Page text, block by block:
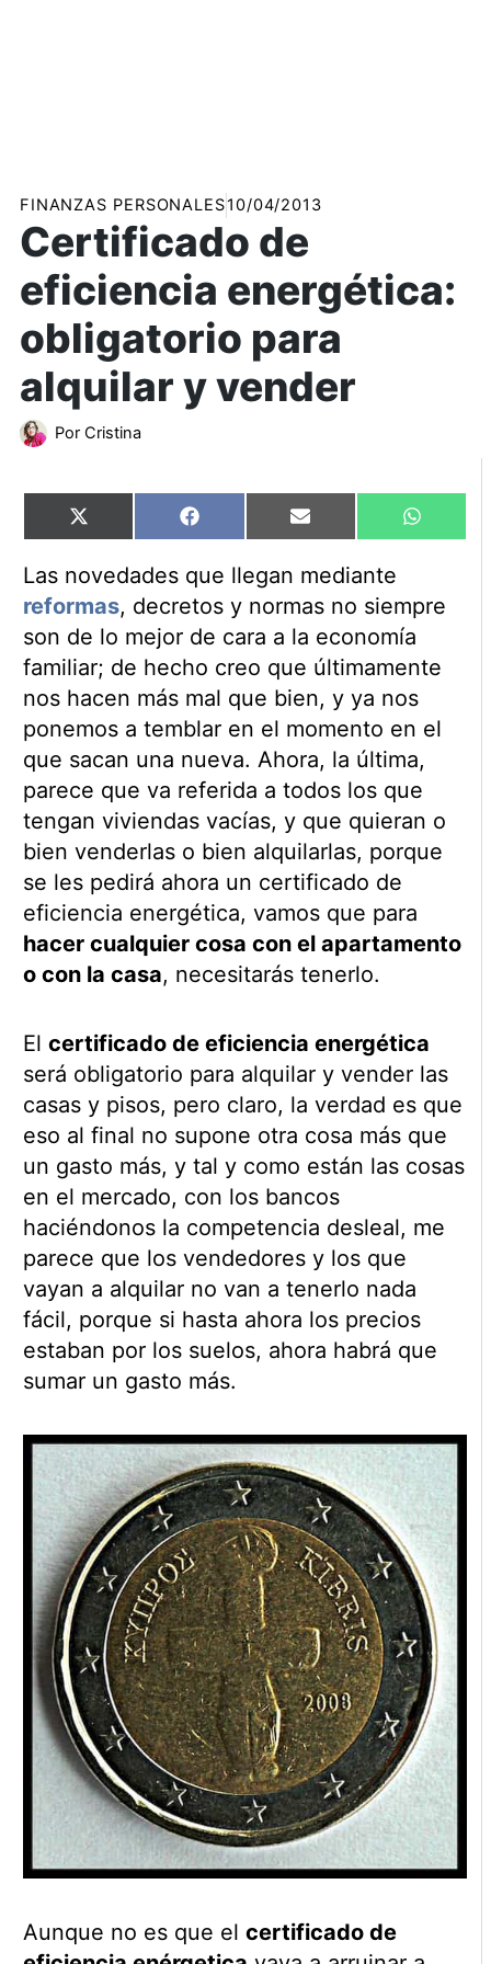
FINANZAS PERSONALES10/04/2013
Certificado de
eficiencia energética:
obligatorio para
alquilar y vender
Por Cristina
Compartir
en
X
(Twitter)
Compartir
en
Facebook Compartir
en
Email
en
Las novedades que llegan mediante
reformas, decretos y normas no siempre
son de lo mejor de cara a la economía
familiar; de hecho creo que últimamente
nos hacen más mal que bien, y ya nos
ponemos a temblar en el momento en el
que sacan una nueva. Ahora, la última,
parece que va referida a todos los que
tengan viviendas vacías, y que quieran o
bien venderlas o bien alquilarlas, porque
se les pedirá ahora un certificado de
eficiencia energética, vamos que para
hacer cualquier cosa con el apartamento
o con la casa, necesitarás tenerlo.
El certificado de eficiencia energética
será obligatorio para alquilar y vender las
casas y pisos, pero claro, la verdad es que
eso al final no supone otra cosa más que
un gasto más, y tal y como están las cosas
en el mercado, con los bancos
haciéndonos la competencia desleal, me
parece que los vendedores y los que
vayan a alquilar no van a tenerlo nada
fácil, porque si hasta ahora los precios
estaban por los suelos, ahora habrá que
sumar un gasto más.
Aunque no es que el certificado de